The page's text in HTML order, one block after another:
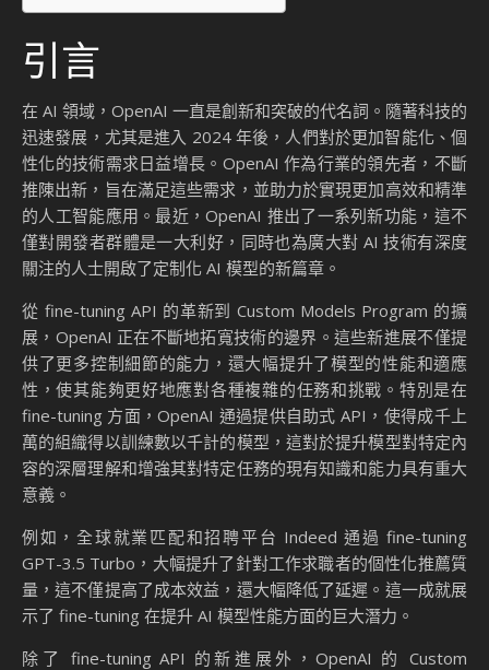
引言
在 AI 領域，OpenAI 一直是創新和突破的代名詞。隨著科技的
迅速發展，尤其是進入 2024 年後，人們對於更加智能化、個
性化的技術需求日益增長。OpenAI 作為行業的領先者，不斷
推陳出新，旨在滿足這些需求，並助力於實現更加高效和精準
的人工智能應用。最近，OpenAI 推出了一系列新功能，這不
僅對開發者群體是一大利好，同時也為廣大對 AI 技術有深度
關注的人士開啟了定制化 AI 模型的新篇章。
從 fine-tuning API 的革新到 Custom Models Program 的擴
展，OpenAI 正在不斷地拓寬技術的邊界。這些新進展不僅提
供了更多控制細節的能力，還大幅提升了模型的性能和適應
性，使其能夠更好地應對各種複雜的任務和挑戰。特別是在
fine-tuning 方面，OpenAI 通過提供自助式 API，使得成千上
萬的組織得以訓練數以千計的模型，這對於提升模型對特定內
容的深層理解和增強其對特定任務的現有知識和能力具有重大
意義。
例如，全球就業匹配和招聘平台 Indeed 通過 fine-tuning
GPT-3.5 Turbo，大幅提升了針對工作求職者的個性化推薦質
量，這不僅提高了成本效益，還大幅降低了延遲。這一成就展
示了 fine-tuning 在提升 AI 模型性能方面的巨大潛力。
除了 fine-tuning API 的新進展外，OpenAI 的 Custom